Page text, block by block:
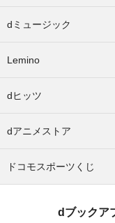
dミュージック
Lemino
dヒッツ
dアニメストア
ドコモスポーツくじ
dブックア